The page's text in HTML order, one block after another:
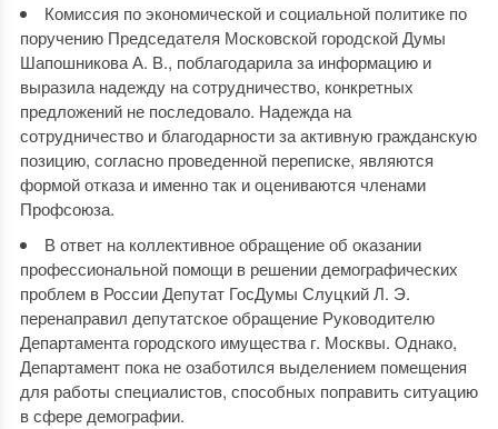
Комиссия по экономической и социальной политике по
поручению Председателя Московской городской Думы
Шапошникова А. В., поблагодарила за информацию и
выразила надежду на сотрудничество, конкретных
предложений не последовало. Надежда на
сотрудничество и благодарности за активную гражданскую
позицию, согласно проведенной переписке, являются
формой отказа и именно так и оцениваются членами
Профсоюза.
В ответ на коллективное обращение об оказании
профессиональной помощи в решении демографических
проблем в России Депутат ГосДумы Слуцкий Л. Э.
перенаправил депутатское обращение Руководителю
Департамента городского имущества г. Москвы. Однако,
Департамент пока не озаботился выделением помещения
для работы специалистов, способных поправить ситуацию
в сфере демографии.